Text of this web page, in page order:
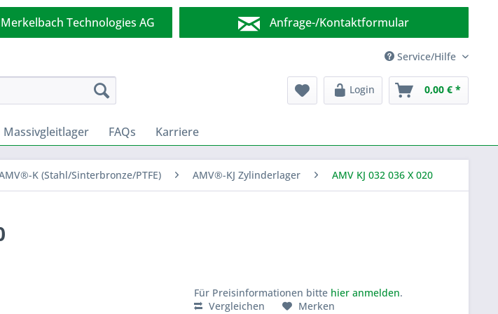
Technologies AG
Anfrage-/Kontaktformular
Wir sind für Sie da! Service/Hilfe
Login 0,00 € *
Massivgleitlager FAQs Karriere
K (Stahl/Sinterbronze/PTFE) AMV®-KJ Zylinderlager AMV KJ 032 036 X 020
Für Preisinformationen bitte hier anmelden.
Vergleichen
Merken